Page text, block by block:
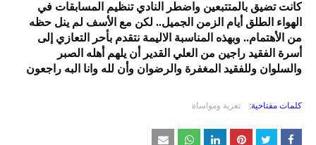
كانت تضيق بالمتتبعين واضطر النادي تنظيم المسابقات في
الهواء الطلق أيام الزمن الجميل.. لكن مع الأسف لم ينل حظه
من الأهتمام.. وبهذه المناسبة الاليمة نتقدم بأحر التعازي إلى
أسرة الفقيد راجين من العلي القدير أن يلهم أهله الصبر
والسلوان وللفقيد المغفرة والرضوان وأن لله وانا البه راجعون
كلمات مفتاحية: تعزية ومواساة